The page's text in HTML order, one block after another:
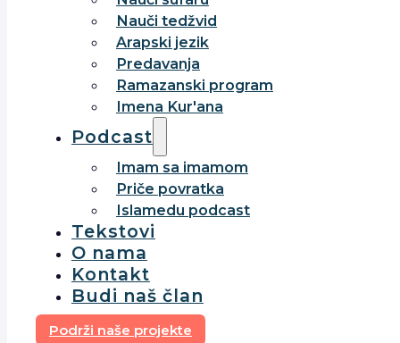
Nauči tedžvid
Arapski jezik
Predavanja
Ramazanski program
Imena Kur'ana
Podcast
Imam sa imamom
Priče povratka
Islamedu podcast
Tekstovi
O nama
Kontakt
Budi naš član
Podrži naše projekte